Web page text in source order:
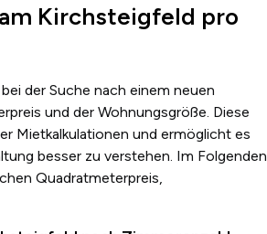
Kirchsteigfeld pro
der Suche nach einem neuen
und der Wohnungsgröße. Diese
Mietkalkulationen und ermöglicht es
besser zu verstehen. Im Folgenden
Quadratmeterpreis,